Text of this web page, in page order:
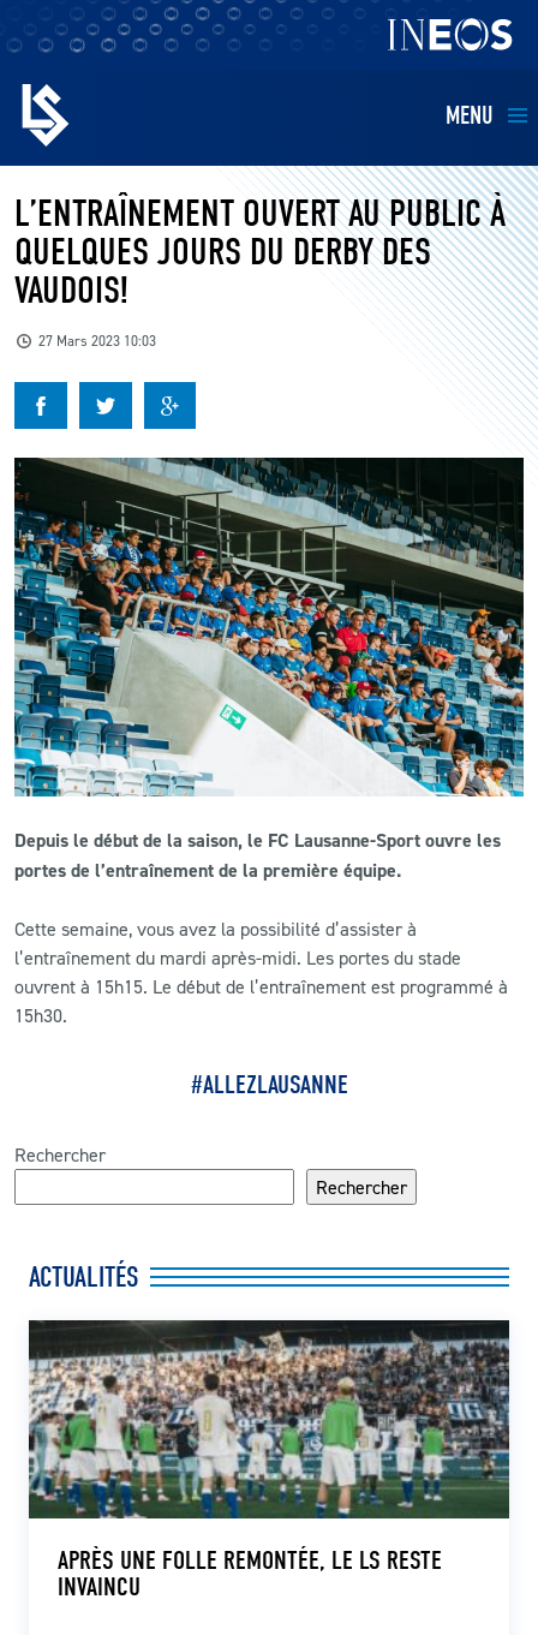
MENU
EQUIPES
BILLETTERIE
FANS
KIDS
BUSINESS
RESTAURATION
CLUB
CONTACT
ACTUALITÉS
LS E-SHOP
LS ACADEMY CAMPS
MATCH DES CELEBRITES
L’ENTRAÎNEMENT OUVERT AU PUBLIC À
QUELQUES JOURS DU DERBY DES
VAUDOIS!
27 Mars 2023 10:03
Depuis le début de la saison, le FC Lausanne-Sport ouvre les
portes de l’entraînement de la première équipe.
Cette semaine, vous avez la possibilité d’assister à
l’entraînement du mardi après-midi. Les portes du stade
ouvrent à 15h15. Le début de l’entraînement est programmé à
15h30.
#ALLEZLAUSANNE
Rechercher
Rechercher
ACTUALITÉS
APRÈS UNE FOLLE REMONTÉE, LE LS RESTE
INVAINCU